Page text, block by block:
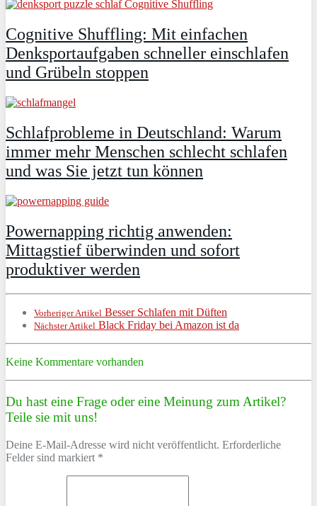
Cognitive Shuffling: Mit einfachen
Denksportaufgaben schneller einschlafen
und Grübeln stoppen
Schlafprobleme in Deutschland: Warum
immer mehr Menschen schlecht schlafen
und was Sie jetzt tun können
Powernapping richtig anwenden:
Mittagstief überwinden und sofort
produktiver werden
Vorheriger Artikel Besser Schlafen mit Düften
Nächster Artikel Black Friday bei Amazon ist da
Keine Kommentare vorhanden
Du hast eine Frage oder eine Meinung zum Artikel?
Teile sie mit uns!
Deine E-Mail-Adresse wird nicht veröffentlicht. Erforderliche
Felder sind markiert *